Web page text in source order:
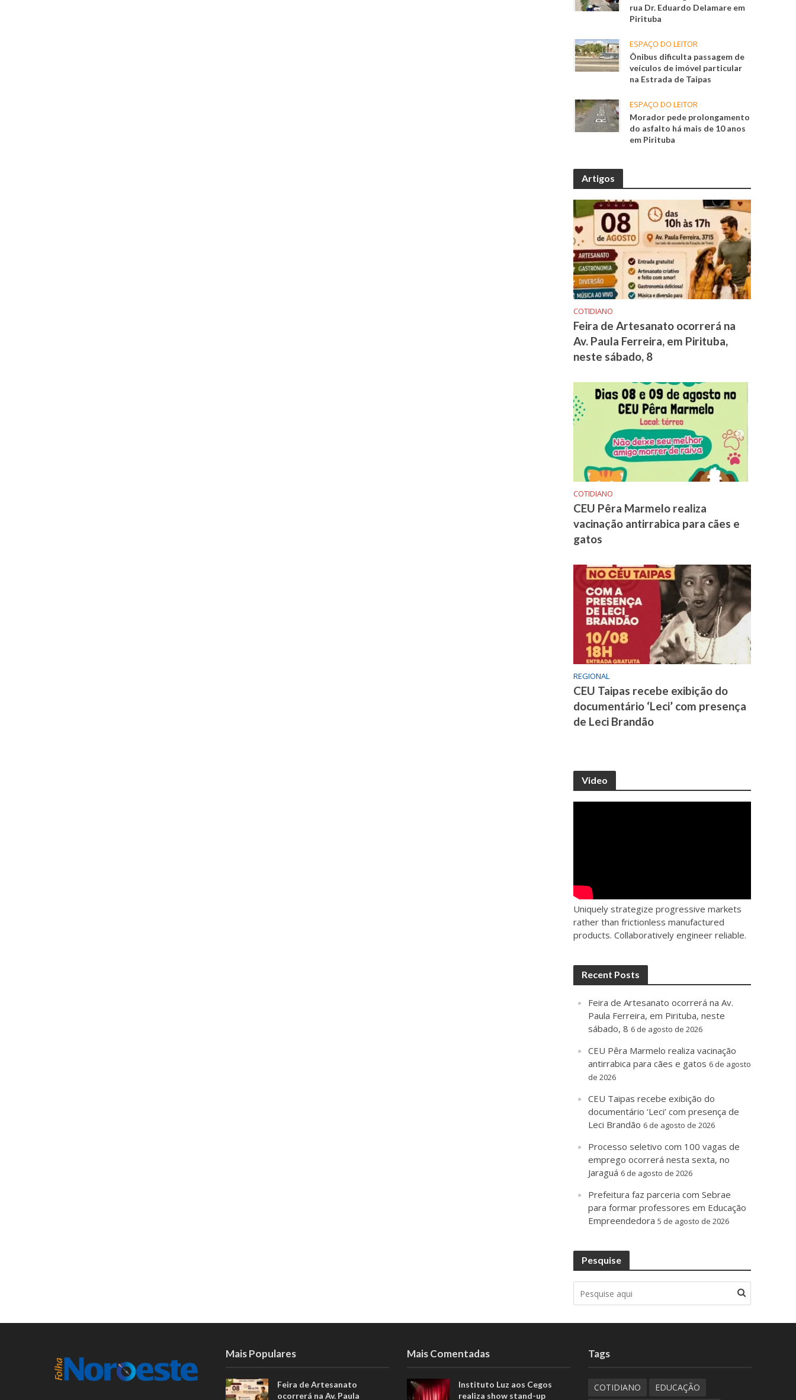
rua Dr. Eduardo Delamare em
Pirituba
ESPAÇO DO LEITOR
Ônibus dificulta passagem de
veículos de imóvel particular
na Estrada de Taipas
ESPAÇO DO LEITOR
Morador pede prolongamento
do asfalto há mais de 10 anos
em Pirituba
Artigos
COTIDIANO
Feira de Artesanato ocorrerá na
Av. Paula Ferreira, em Pirituba,
neste sábado, 8
COTIDIANO
CEU Pêra Marmelo realiza
vacinação antirrabica para cães e
gatos
REGIONAL
CEU Taipas recebe exibição do
documentário ‘Leci’ com presença
de Leci Brandão
Video
Uniquely strategize progressive markets
rather than frictionless manufactured
products. Collaboratively engineer reliable.
Recent Posts
Feira de Artesanato ocorrerá na Av.
Paula Ferreira, em Pirituba, neste
sábado, 8 6 de agosto de 2026
CEU Pêra Marmelo realiza vacinação
antirrabica para cães e gatos 6 de agosto
de 2026
CEU Taipas recebe exibição do
documentário ‘Leci’ com presença de
Leci Brandão 6 de agosto de 2026
Processo seletivo com 100 vagas de
emprego ocorrerá nesta sexta, no
Jaraguá 6 de agosto de 2026
Prefeitura faz parceria com Sebrae
para formar professores em Educação
Empreendedora 5 de agosto de 2026
Pesquise
Mais Populares
Feira de Artesanato
ocorrerá na Av. Paula
Mais Comentadas
Instituto Luz aos Cegos
realiza show stand-up
Tags
COTIDIANO EDUCAÇÃO